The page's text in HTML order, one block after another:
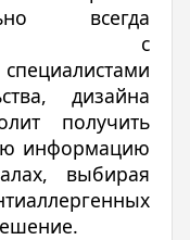
всегда
с
дизайна
получить
информацию
выбирая